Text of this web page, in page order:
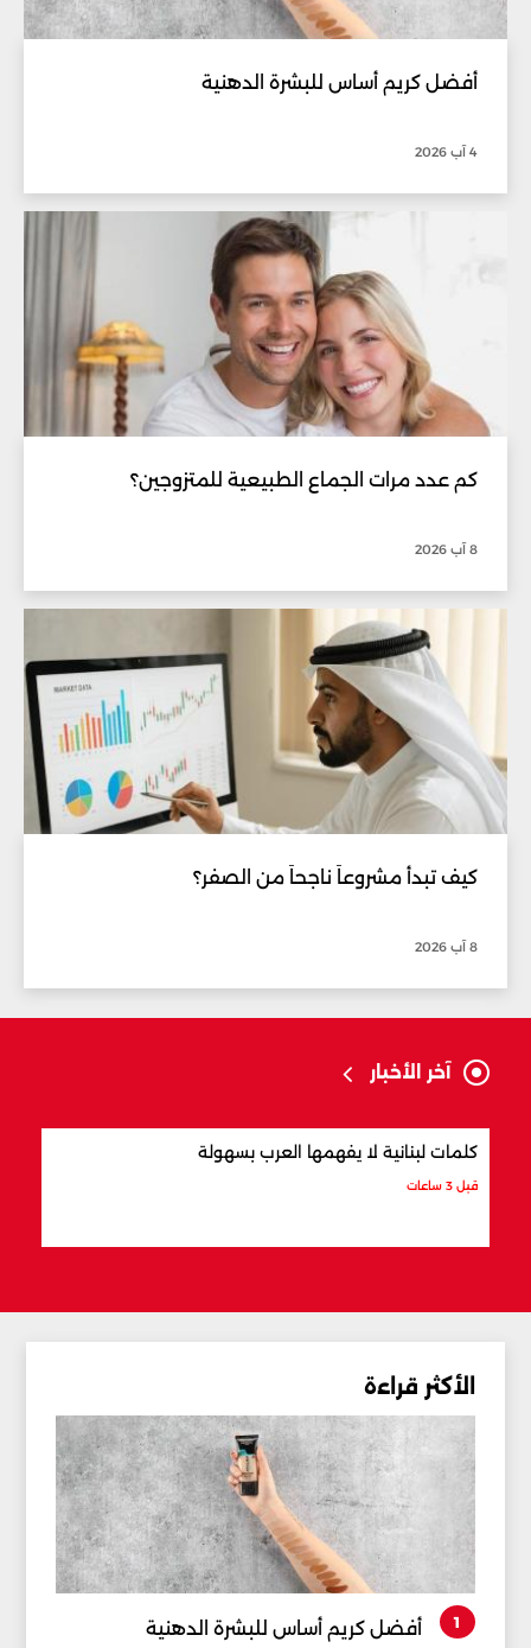
أفضل كريم أساس للبشرة الدهنية
4 آب 2026
كم عدد مرات الجماع الطبيعية للمتزوجين؟
8 آب 2026
كيف تبدأ مشروعاً ناجحاً من الصفر؟
8 آب 2026
آخر الأخبار
كلمات لبنانية لا يفهمها العرب بسهولة
قبل 3 ساعات
الأكثر قراءة
1 أفضل كريم أساس للبشرة الدهنية